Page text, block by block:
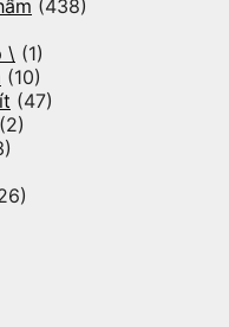
(438)
\ (1)
(10)
(47)
(2)